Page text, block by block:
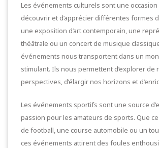
Les événements culturels sont une
découvrir et d’apprécier différentes formes
une exposition d’art contemporain, une
théâtrale ou un concert de musique
événements nous transportent dans un
stimulant. Ils nous permettent d’explorer de
perspectives, d’élargir nos horizons et
Les événements sportifs sont une source
passion pour les amateurs de sports. Que
de football, une course automobile ou un
ces événements attirent des foules